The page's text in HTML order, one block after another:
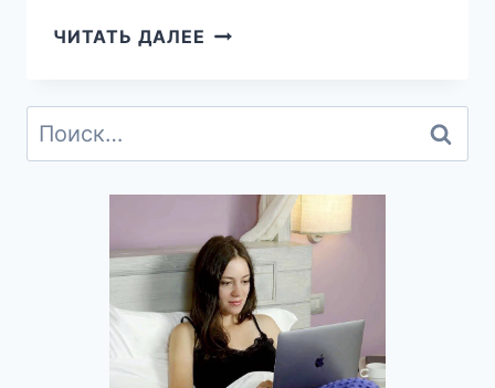
ЧИТАТЬ ДАЛЕЕ ТРАНСФОРМАЦИОННЫЙ
ЕГО
ОТ
ЛАЙФ-
КОУЧИНГА
Найти: